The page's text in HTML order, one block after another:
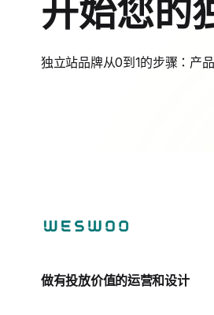
开始您的
独立站品牌从0到1的步骤：产
做有投放价值的运营和设计